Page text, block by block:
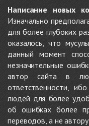
Написание новых
Изначально
для более глубоких
оказалось, что
данный момент
незначительные
автор сайта в
ответственности,
людей для более
об ошибках более
переводов, а не автору